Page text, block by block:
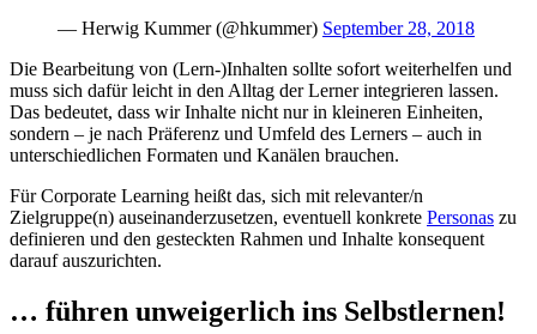
— Herwig Kummer (@hkummer) September 28, 2018
Die Bearbeitung von (Lern-)Inhalten sollte sofort weiterhelfen und
muss sich dafür leicht in den Alltag der Lerner integrieren lassen.
Das bedeutet, dass wir Inhalte nicht nur in kleineren Einheiten,
sondern – je nach Präferenz und Umfeld des Lerners – auch in
unterschiedlichen Formaten und Kanälen brauchen.
Für Corporate Learning heißt das, sich mit relevanter/n
Zielgruppe(n) auseinanderzusetzen, eventuell konkrete Personas zu
definieren und den gesteckten Rahmen und Inhalte konsequent
darauf auszurichten.
… führen unweigerlich ins Selbstlernen!